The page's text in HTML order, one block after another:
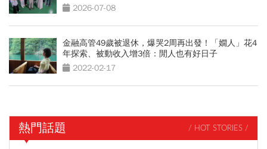
2026-07-08
金融高管49歲被退休，爆哭2周再出發！「嫺人」花4
年探索、被動收入增3倍：閒人也有好日子
2022-02-17
熱門話題 / HOT STORIES /